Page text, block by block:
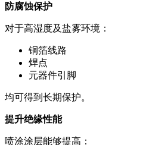
防腐蚀保护
对于高湿度及盐雾环境：
铜箔线路
焊点
元器件引脚
均可得到长期保护。
提升绝缘性能
喷涂涂层能够提高：